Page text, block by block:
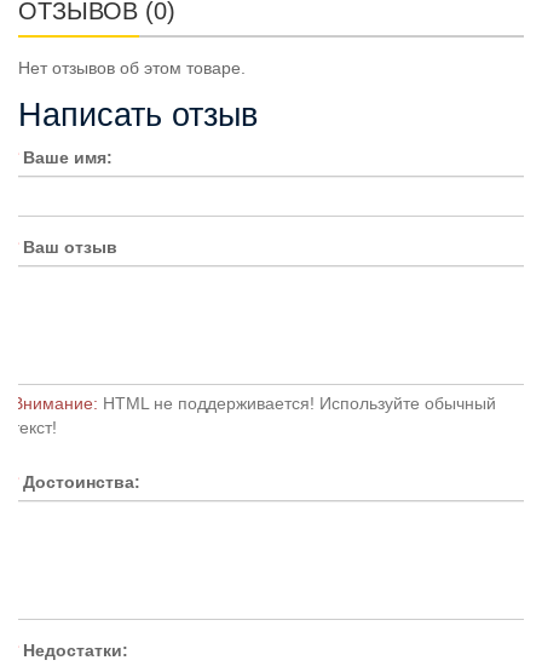
ОТЗЫВОВ (0)
Нет отзывов об этом товаре.
Написать отзыв
Ваше имя:
Ваш отзыв
Внимание: HTML не поддерживается! Используйте обычный
текст!
Достоинства:
Недостатки: